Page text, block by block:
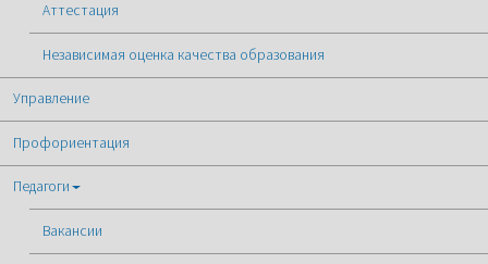
Аттестация
Независимая оценка качества образования
Управление
Профориентация
Педагоги
Вакансии